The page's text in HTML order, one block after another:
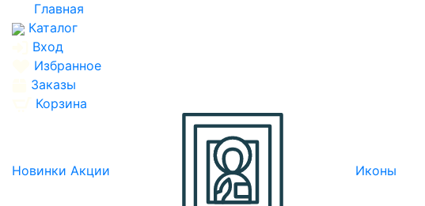
Главная
Каталог
Вход
Избранное
Заказы
Корзина
Новинки Акции Иконы